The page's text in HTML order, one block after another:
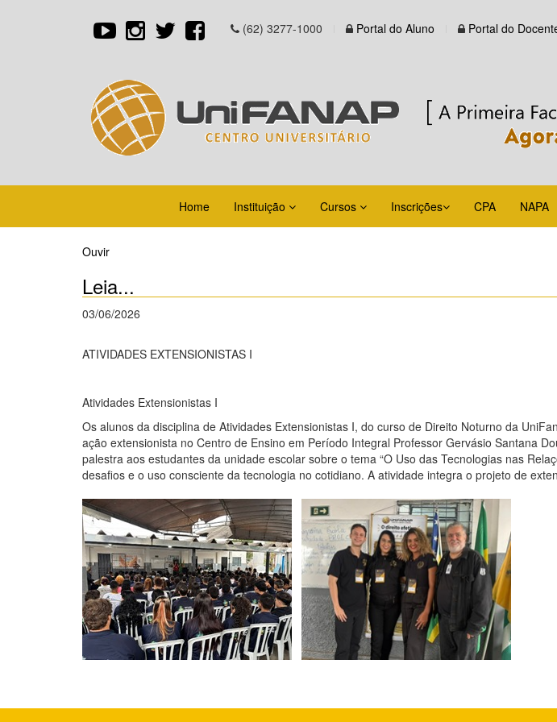
(62) 3277-1000 Portal do Aluno Portal do
Home Instituição Cursos Inscrições CPA NAPA
Ouvir
Leia...
03/06/2026
ATIVIDADES EXTENSIONISTAS I
Atividades Extensionistas I
Os alunos da disciplina de Atividades Extensionistas I, do curso de Direito Noturno da
ação extensionista no Centro de Ensino em Período Integral Professor Gervásio Santana
palestra aos estudantes da unidade escolar sobre o tema “O Uso das Tecnologias nas
desafios e o uso consciente da tecnologia no cotidiano. A atividade integra o projeto de